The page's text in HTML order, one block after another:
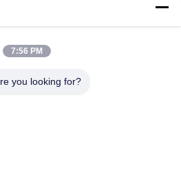
7:56 PM
you looking for?